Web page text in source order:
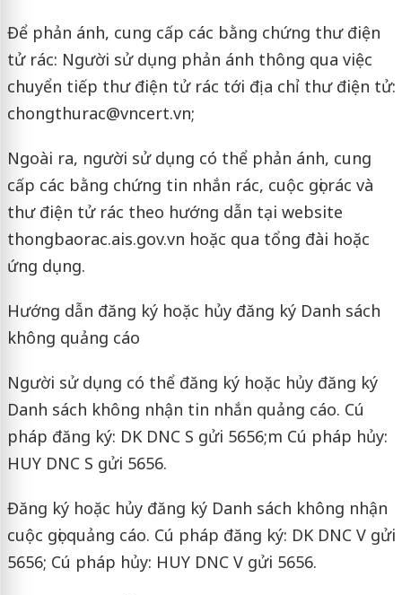
Để phản ánh, cung cấp các bằng chứng thư điện
tử rác: Người sử dụng phản ánh thông qua việc
chuyển tiếp thư điện tử rác tới địa chỉ thư điện tử:
chongthurac@vncert.vn;
Ngoài ra, người sử dụng có thể phản ánh, cung
cấp các bằng chứng tin nhắn rác, cuộc gọi rác và
thư điện tử rác theo hướng dẫn tại website
thongbaorac.ais.gov.vn hoặc qua tổng đài hoặc
ứng dụng.
Hướng dẫn đăng ký hoặc hủy đăng ký Danh sách
không quảng cáo
Người sử dụng có thể đăng ký hoặc hủy đăng ký
Danh sách không nhận tin nhắn quảng cáo. Cú
pháp đăng ký: DK DNC S gửi 5656;m Cú pháp hủy:
HUY DNC S gửi 5656.
Đăng ký hoặc hủy đăng ký Danh sách không nhận
cuộc gọi quảng cáo. Cú pháp đăng ký: DK DNC V gửi
5656; Cú pháp hủy: HUY DNC V gửi 5656.